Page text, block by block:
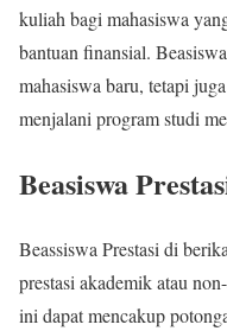
kuliah bagi mahasiswa
bantuan finansial.
mahasiswa baru, tetapi
menjalani program studi
Beasiswa
Beassiswa Prestasi di
prestasi akademik atau
ini dapat mencakup